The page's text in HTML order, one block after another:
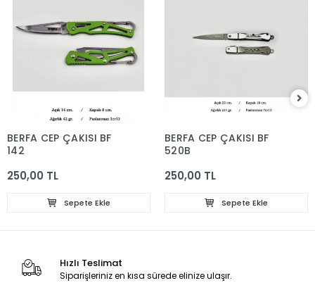
BERFA CEP ÇAKISI BF
142
250,00 TL
Sepete Ekle
BERFA CEP ÇAKISI BF
520B
250,00 TL
Sepete Ekle
Hızlı Teslimat
Siparişleriniz en kısa sürede elinize ulaşır.